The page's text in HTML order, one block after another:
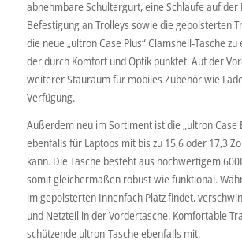
abnehmbare Schultergurt, eine Schlaufe auf der
Befestigung an Trolleys sowie die gepolsterten
die neue „ultron Case Plus“ Clamshell-Tasche
der durch Komfort und Optik punktet. Auf der
weiterer Stauraum für mobiles Zubehör wie
Verfügung.
Außerdem neu im Sortiment ist die „ultron Case
ebenfalls für Laptops mit bis zu 15,6 oder 17,3
kann. Die Tasche besteht aus hochwertigem
somit gleichermaßen robust wie funktional.
im gepolsterten Innenfach Platz findet,
und Netzteil in der Vordertasche. Komfortable
schützende ultron-Tasche ebenfalls mit.